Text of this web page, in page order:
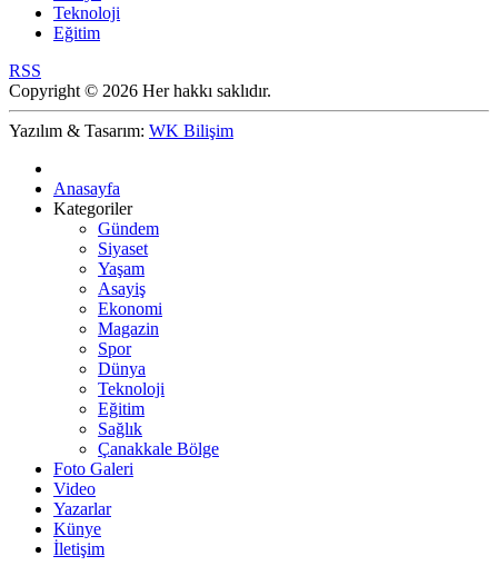
Teknoloji
Eğitim
RSS
Copyright © 2026 Her hakkı saklıdır.
Yazılım & Tasarım: WK Bilişim
Anasayfa
Kategoriler
Gündem
Siyaset
Yaşam
Asayiş
Ekonomi
Magazin
Spor
Dünya
Teknoloji
Eğitim
Sağlık
Çanakkale Bölge
Foto Galeri
Video
Yazarlar
Künye
İletişim